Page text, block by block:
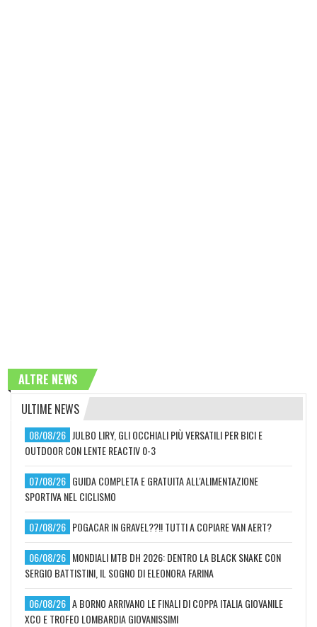
ALTRE NEWS
ULTIME NEWS
08/08/26 JULBO LIRY, GLI OCCHIALI PIÙ VERSATILI PER BICI E
OUTDOOR CON LENTE REACTIV 0-3
07/08/26 GUIDA COMPLETA E GRATUITA ALL'ALIMENTAZIONE
SPORTIVA NEL CICLISMO
07/08/26 POGACAR IN GRAVEL??!! TUTTI A COPIARE VAN AERT?
06/08/26 MONDIALI MTB DH 2026: DENTRO LA BLACK SNAKE CON
SERGIO BATTISTINI, IL SOGNO DI ELEONORA FARINA
06/08/26 A BORNO ARRIVANO LE FINALI DI COPPA ITALIA GIOVANILE
XCO E TROFEO LOMBARDIA GIOVANISSIMI